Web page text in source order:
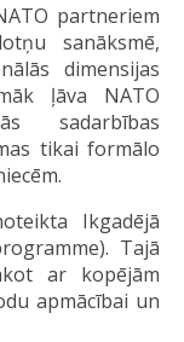
partneriem
sanāksmē,
dimensijas
ļāva NATO
sadarbības
tikai formālo
Ikgadējā
Tajā
ar kopējām
apmācībai un